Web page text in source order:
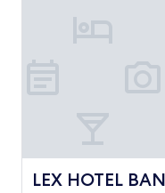
LEX HOTEL
LEX HOTEL